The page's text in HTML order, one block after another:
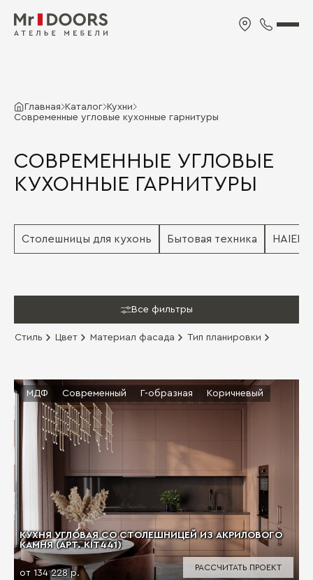
Главная Каталог Кухни
Современные угловые кухонные гарнитуры
СОВРЕМЕННЫЕ УГЛОВЫЕ
КУХОННЫЕ ГАРНИТУРЫ
Столешницы для кухонь Бытовая техника HAIER
Все фильтры
Стиль Цвет Материал фасада Тип планировки
КУХНЯ УГЛОВАЯ СО СТОЛЕШНИЦЕЙ ИЗ АКРИЛОВОГО
КАМНЯ (АРТ. KIT441)
от 134 228 р.
МДФ Современный Г-образная Коричневый
РАССЧИТАТЬ ПРОЕКТ